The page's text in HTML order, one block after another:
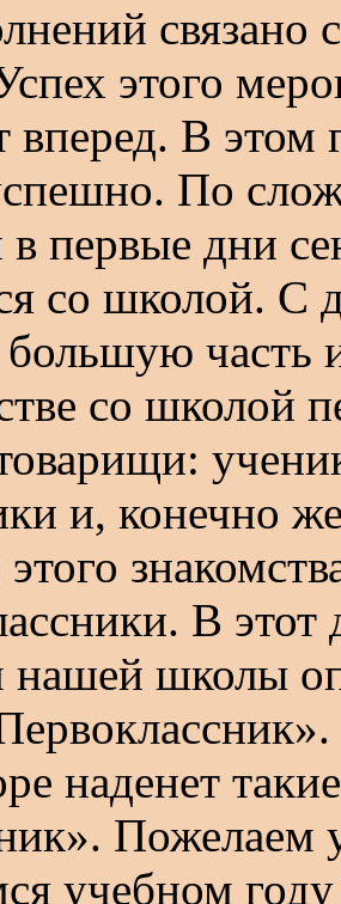
связано
этого
вперед. В этом
По
первые дни
со школой. С
большую часть
со школой
и, конечно
В
нашей школы
наденет
Пожелаем
учебном